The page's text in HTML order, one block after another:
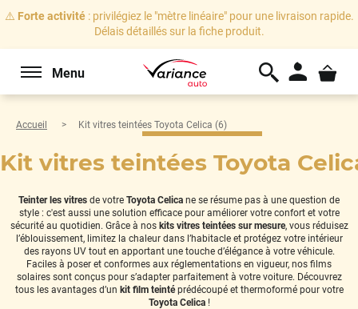
⚠️ Forte activité: privilégiez le "mètre linéaire" pour une livraison rapide.
Délais détaillés sur la fiche produit.
Menu
Accueil Kit vitres teintées Toyota Celica (6)
Kit vitres teintées Toyota
Teinter les vitres de votre Toyota Celica ne se résume pas à une question de
style : c'est aussi une solution efficace pour améliorer votre confort et votre
sécurité au quotidien. Grâce à nos kits vitres teintées sur mesure, vous réduisez
l’éblouissement, limitez la chaleur dans l’habitacle et protégez votre intérieur
des rayons UV tout en apportant une touche d’élégance à votre véhicule.
Faciles à poser et conformes aux réglementations en vigueur, nos films
solaires sont conçus pour s’adapter parfaitement à votre voiture. Découvrez
tous les avantages d’un kit film teintéprédécoupé et thermoformé pour votre
Toyota Celica!